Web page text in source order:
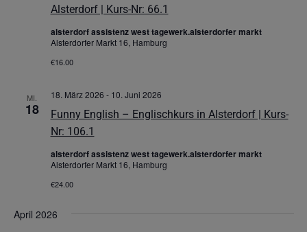
Alsterdorf | Kurs-Nr: 66.1
alsterdorf assistenz west tagewerk.alsterdorfer markt
Alsterdorfer Markt 16, Hamburg
€16.00
MI.
18
Funny English – Englischkurs in Alsterdorf | Kurs-
Nr: 106.1
18. März 2026 - 10. Juni 2026
alsterdorf assistenz west tagewerk.alsterdorfer markt
Alsterdorfer Markt 16, Hamburg
€24.00
April 2026